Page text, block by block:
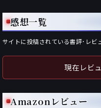
感想一覧
サイトに投稿されている書評･レビ
現在レビ
Amazonレビュー